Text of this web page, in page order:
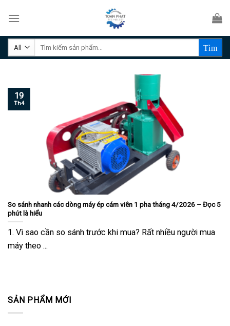
Tìm
SẢN PHẨM MỚI
So sánh nhanh các dòng máy ép cám viên 1 pha tháng 4/2026 – Đọc 5
phút là hiểu
1. Vì sao cần so sánh trước khi mua? Rất nhiều người mua
máy theo ...
19
Th4